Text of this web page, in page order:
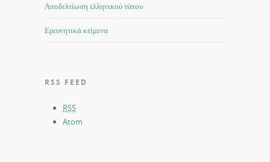
Αποδελτίωση ελληνικού τύπου
Ερευνητικά κείμενα
RSS FEED
RSS
Atom